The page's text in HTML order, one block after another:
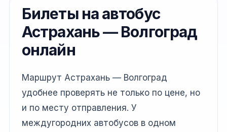
Билеты на автобус
Астрахань — Волгоград
онлайн
Маршрут Астрахань — Волгоград
удобнее проверять не только по цене, но
и по месту отправления. У
междугородних автобусов в одном